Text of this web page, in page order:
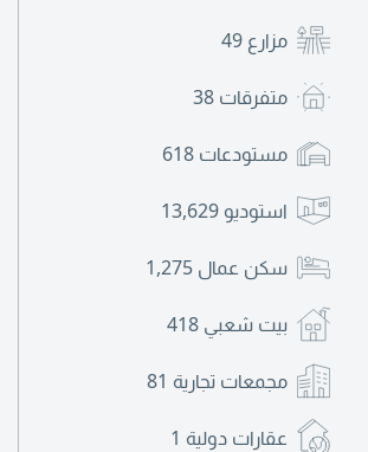
مزارع 49
متفرقات 38
مستودعات 618
استوديو 13,629
سكن عمال 1,275
بيت شعبي 418
مجمعات تجارية 81
عقارات دولية 1